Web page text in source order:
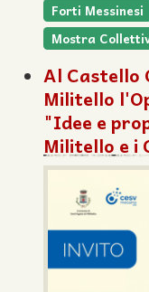
Forti Messinesi
Mostra
Al Castello
Militello
"Idee e
Militello e i